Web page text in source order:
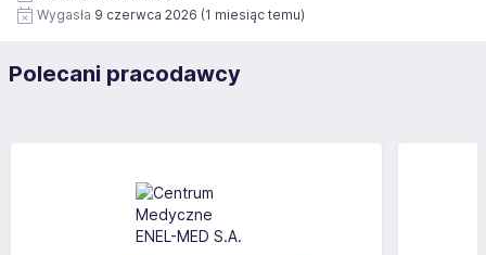
Wygasła 9 czerwca 2026 (1 miesiąc temu)
Polecani pracodawcy